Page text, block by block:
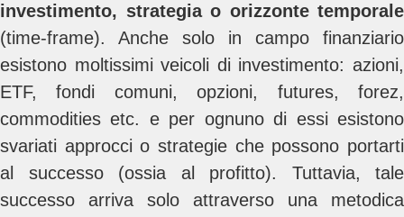
investimento, strategia o orizzonte temporale
(time-frame). Anche solo in campo finanziario
esistono moltissimi veicoli di investimento: azioni,
ETF, fondi comuni, opzioni, futures, forez,
commodities etc. e per ognuno di essi esistono
svariati approcci o strategie che possono portarti
al successo (ossia al profitto). Tuttavia, tale
successo arriva solo attraverso una metodica